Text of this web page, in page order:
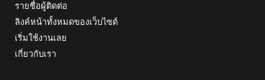
รายชื่อผู้ติดต่อ
ลิงค์หน้าทั้งหมดของเว็บไซต์
เริ่มใช้งานเลย
เกี่ยวกับเรา